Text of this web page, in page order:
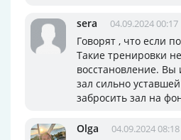
sera 04.09.2024 00:17
Говорят , что если
Такие тренировки
восстановление. Вы
зал сильно
забросить зал на
Olga 04.09.2024 08:18